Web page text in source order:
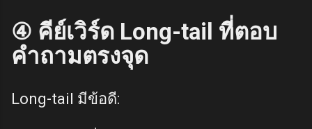
④ คีย์เวิร์ด Long-tail ที่ตอบ
คำถามตรงจุด
Long-tail มีข้อดี: